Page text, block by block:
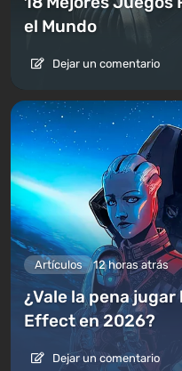
el Mundo
Dejar un comentario
Artículos 12 horas atrás
¿Vale la pena
Effect en 2026?
Dejar un comentario